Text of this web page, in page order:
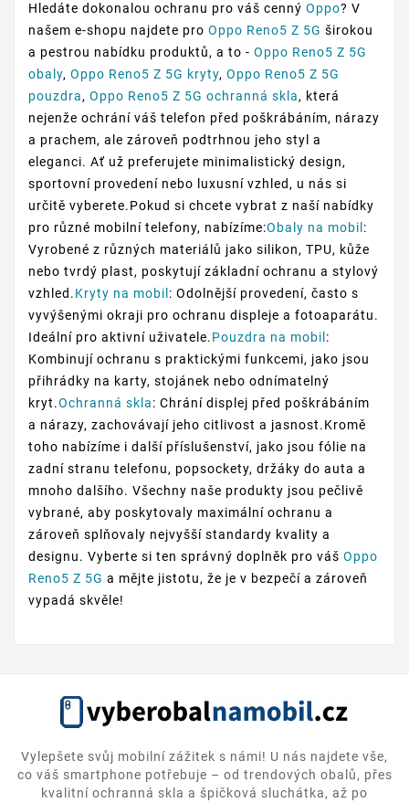
Hledáte dokonalou ochranu pro váš cenný Oppo? V
našem e-shopu najdete pro Oppo Reno5 Z 5G širokou
a pestrou nabídku produktů, a to - Oppo Reno5 Z 5G
obaly, Oppo Reno5 Z 5G kryty, Oppo Reno5 Z 5G
pouzdra, Oppo Reno5 Z 5G ochranná skla, která
nejenže ochrání váš telefon před poškrábáním, nárazy
a prachem, ale zároveň podtrhnou jeho styl a
eleganci. Ať už preferujete minimalistický design,
sportovní provedení nebo luxusní vzhled, u nás si
určitě vyberete.Pokud si chcete vybrat z naší nabídky
pro různé mobilní telefony, nabízíme:Obaly na mobil :
Vyrobené z různých materiálů jako silikon, TPU, kůže
nebo tvrdý plast, poskytují základní ochranu a stylový
vzhled.Kryty na mobil : Odolnější provedení, často s
vyvýšenými okraji pro ochranu displeje a fotoaparátu.
Ideální pro aktivní uživatele.Pouzdra na mobil :
Kombinují ochranu s praktickými funkcemi, jako jsou
přihrádky na karty, stojánek nebo odnímatelný
kryt.Ochranná skla: Chrání displej před poškrábáním
a nárazy, zachovávají jeho citlivost a jasnost.Kromě
toho nabízíme i další příslušenství, jako jsou fólie na
zadní stranu telefonu, popsockety, držáky do auta a
mnoho dalšího. Všechny naše produkty jsou pečlivě
vybrané, aby poskytovaly maximální ochranu a
zároveň splňovaly nejvyšší standardy kvality a
designu. Vyberte si ten správný doplněk pro váš Oppo
Reno5 Z 5G a mějte jistotu, že je v bezpečí a zároveň
vypadá skvěle!
Vylepšete svůj mobilní zážitek s námi! U nás najdete vše,
co váš smartphone potřebuje – od trendových obalů, přes
kvalitní ochranná skla a špičková sluchátka, až po